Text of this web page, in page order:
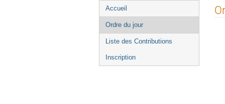
Menu
de
l'événement
Accueil
Ordre du jour
Liste des Contributions
Inscription